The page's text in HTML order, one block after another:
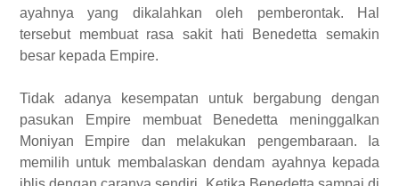
ayahnya yang dikalahkan oleh pemberontak. Hal
tersebut membuat rasa sakit hati Benedetta semakin
besar kepada Empire.
Tidak adanya kesempatan untuk bergabung dengan
pasukan Empire membuat Benedetta meninggalkan
Moniyan Empire dan melakukan pengembaraan. Ia
memilih untuk membalaskan dendam ayahnya kepada